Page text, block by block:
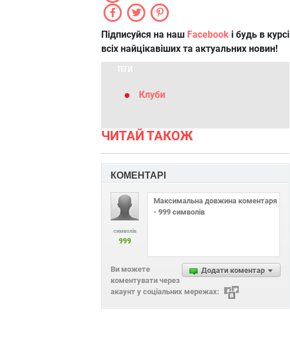
Підписуйся на наш Facebook і будь в курсі
всіх найцікавіших та актуальних новин!
ТЕГИ
Клуби
ЧИТАЙ ТАКОЖ
КОМЕНТАРІ
символів
999
Додати коментар
Ви можете
коментувати через
акаунт у соціальних мережах: